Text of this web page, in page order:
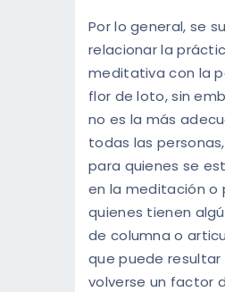
Por lo general, se
relacionar la
meditativa con la
flor de loto, sin
no es la más
todas las
para quienes se
en la meditación o
quienes tienen
de columna o
que puede
volverse un factor